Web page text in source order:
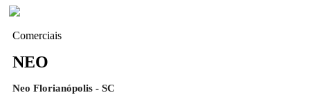
Comerciais
NEO
Neo Florianópolis - SC